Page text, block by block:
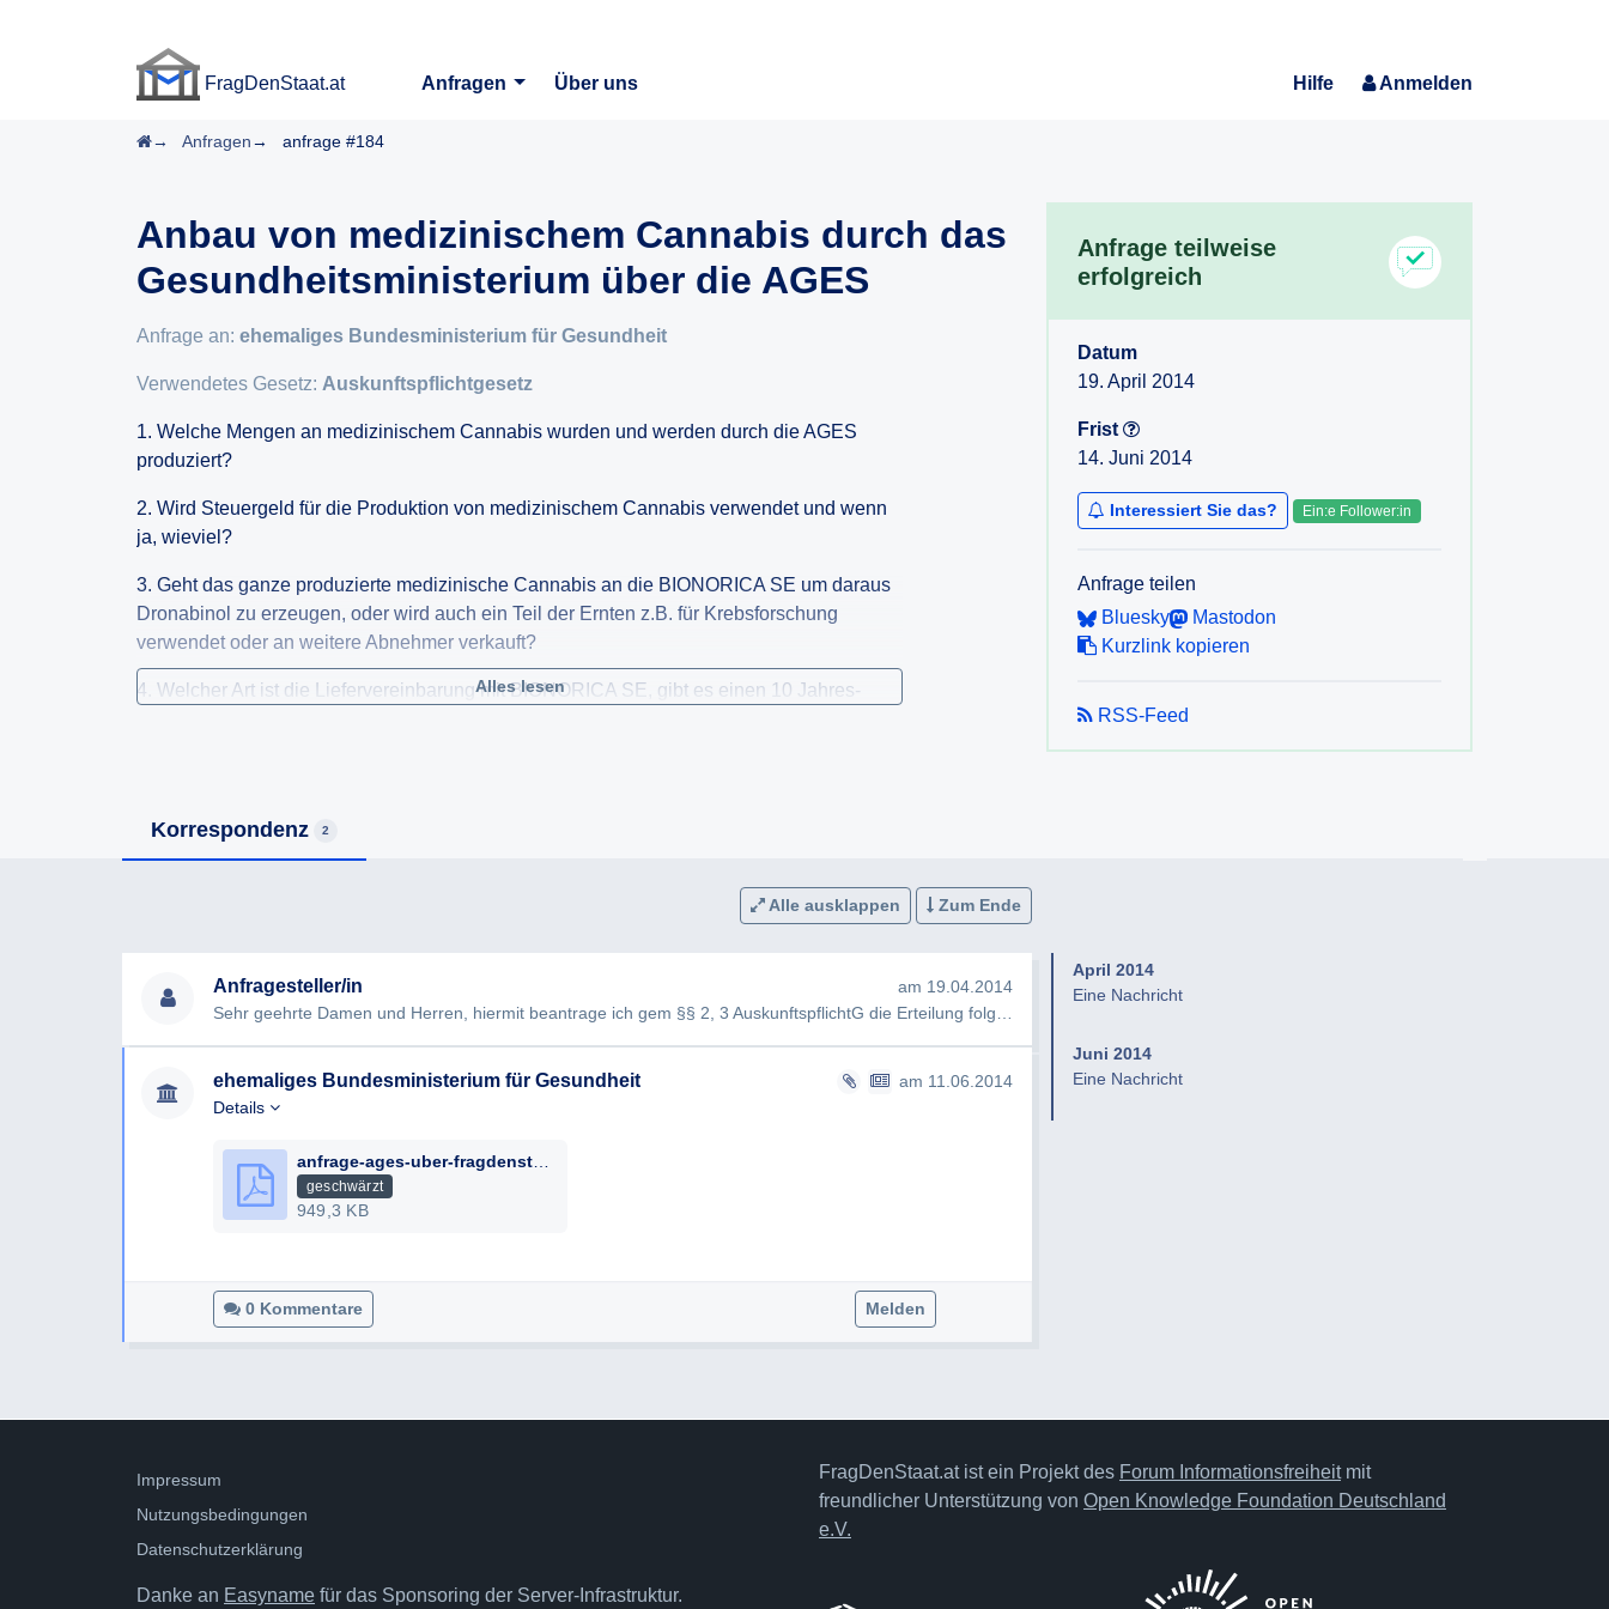
FragDenStaat.at
Anfragen
Über uns Hilfe Anmelden
Startseite
Anfragen anfrage #184
Anbau von medizinischem Cannabis durch das
Gesundheitsministerium über die AGES
Anfrage an: ehemaliges Bundesministerium für Gesundheit
Verwendetes Gesetz: Auskunftspflichtgesetz
1. Welche Mengen an medizinischem Cannabis wurden und werden durch die AGES
produziert?
2. Wird Steuergeld für die Produktion von medizinischem Cannabis verwendet und wenn
ja, wieviel?
3. Geht das ganze produzierte medizinische Cannabis an die BIONORICA SE um daraus
Dronabinol zu erzeugen, oder wird auch ein Teil der Ernten z.B. für Krebsforschung
verwendet oder an weitere Abnehmer verkauft?
4. Welcher Art ist die Liefervereinbarung mit BIONORICA SE, gibt es einen 10 Jahres-
Alles lesen
Anfrage teilweise
erfolgreich
Datum
19. April 2014
Frist
14. Juni 2014
Interessiert Sie das? Ein:e Follower:in
Anfrage teilen
Bluesky
Mastodon
Kurzlink kopieren
RSS-Feed
Korrespondenz 2
Alle ausklappen Zum Ende
Anfragesteller/in
am 19.04.2014
ehemaliges Bundesministerium für Gesundheit
am 11.06.2014
Details
geschwärzt
949,3 KB
0 Kommentare Melden
April 2014
Eine Nachricht
Juni 2014
Eine Nachricht
Impressum
Nutzungsbedingungen
Datenschutzerklärung
Danke an Easyname für das Sponsoring der Server-Infrastruktur.
FragDenStaat.at ist ein Projekt des Forum Informationsfreiheitmit
freundlicher Unterstützung von Open Knowledge Foundation Deutschland
e.V.